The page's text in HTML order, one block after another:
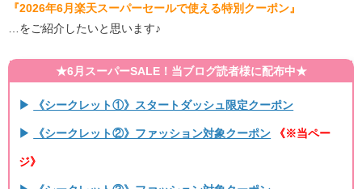
『2026年6月楽天スーパーセールで使える特別クーポン』
…をご紹介したいと思います♪
★6月スーパーSALE！当ブログ読者様に配布中★
▶ 《シークレット①》スタートダッシュ限定クーポン
▶ 《シークレット②》ファッション対象クーポン 《※当ペー
ジ》